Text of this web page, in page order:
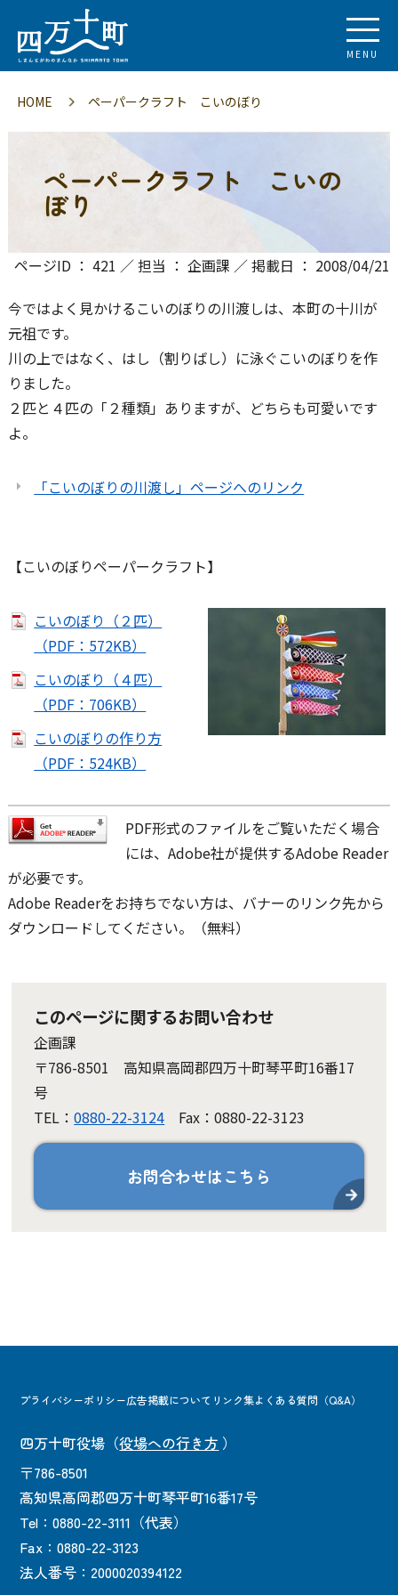
MENU
HOME ペーパークラフト こいのぼり
ペーパークラフト こいの
ぼり
ページID ： 421 ／ 担当 ： 企画課 ／ 掲載日 ： 2008/04/21
今ではよく見かけるこいのぼりの川渡しは、本町の十川が
元祖です。
川の上ではなく、はし（割りばし）に泳ぐこいのぼりを作
りました。
２匹と４匹の「２種類」ありますが、どちらも可愛いです
よ。
「こいのぼりの川渡し」ページへのリンク
【こいのぼりペーパークラフト】
こいのぼり（２匹）
（PDF：572KB）
こいのぼり（４匹）
（PDF：706KB）
こいのぼりの作り方
（PDF：524KB）
PDF形式のファイルをご覧いただく場合
には、Adobe社が提供するAdobe Reader
が必要です。
Adobe Readerをお持ちでない方は、バナーのリンク先から
ダウンロードしてください。（無料）
このページに関するお問い合わせ
企画課
〒786-8501 高知県高岡郡四万十町琴平町16番17
号
TEL：0880-22-3124 Fax：0880-22-3123
お問合わせはこちら
プライバシーポリシー広告掲載について リンク集よくある質問（Q&A）
四万十町役場 （役場への行き方 ）
〒786-8501
高知県高岡郡四万十町琴平町16番17号
Tel：0880-22-3111（代表）
Fax：0880-22-3123
法人番号：2000020394122